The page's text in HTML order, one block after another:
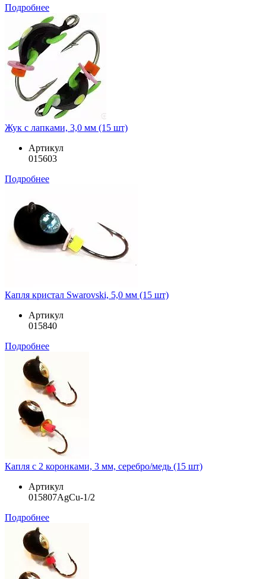
Подробнее
Жук с лапками, 3,0 мм (15 шт)
Артикул
015603
Подробнее
Капля кристал Swarovski, 5,0 мм (15 шт)
Артикул
015840
Подробнее
Капля с 2 коронками, 3 мм, серебро/медь (15 шт)
Артикул
015807AgCu-1/2
Подробнее